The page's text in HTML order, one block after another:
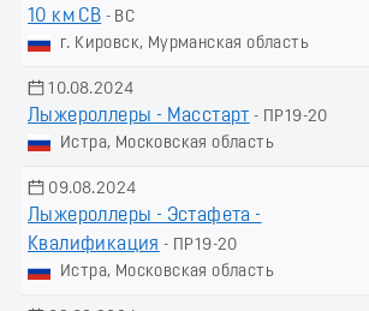
10 км СВ - ВС
г. Кировск, Мурманская область
10.08.2024
Лыжероллеры - Масстарт - ПР19-20
Истра, Московская область
09.08.2024
Лыжероллеры - Эстафета -
Квалификация - ПР19-20
Истра, Московская область